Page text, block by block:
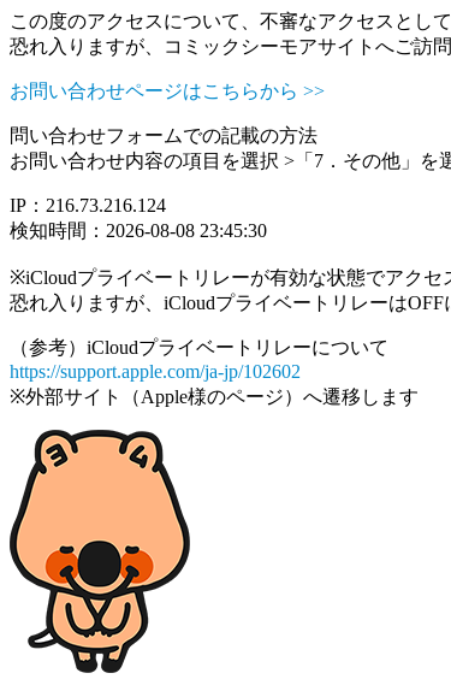
この度のアクセスについて、不審なアクセスとし
恐れ入りますが、コミックシーモアサイトへご訪
お問い合わせページはこちらから >>
問い合わせフォームでの記載の方法
お問い合わせ内容の項目を選択 >「7．その他」を
IP：216.73.216.124
検知時間：2026-08-08 23:45:30
※iCloudプライベートリレーが有効な状態でアクセ
恐れ入りますが、iCloudプライベートリレーはOFF
（参考）iCloudプライベートリレーについて
https://support.apple.com/ja-jp/102602
※外部サイト（Apple様のページ）へ遷移します